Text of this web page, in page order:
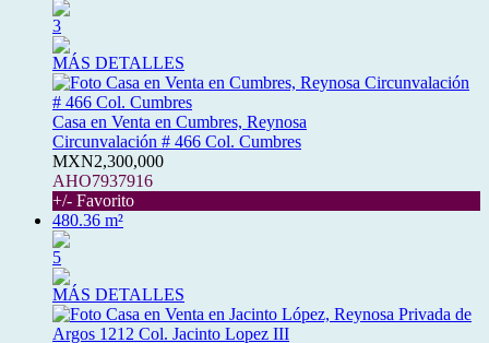
3
MÁS DETALLES
Casa en Venta en Cumbres, Reynosa
Circunvalación # 466 Col. Cumbres
MXN2,300,000
AHO7937916
+/- Favorito
480.36 m²
5
MÁS DETALLES